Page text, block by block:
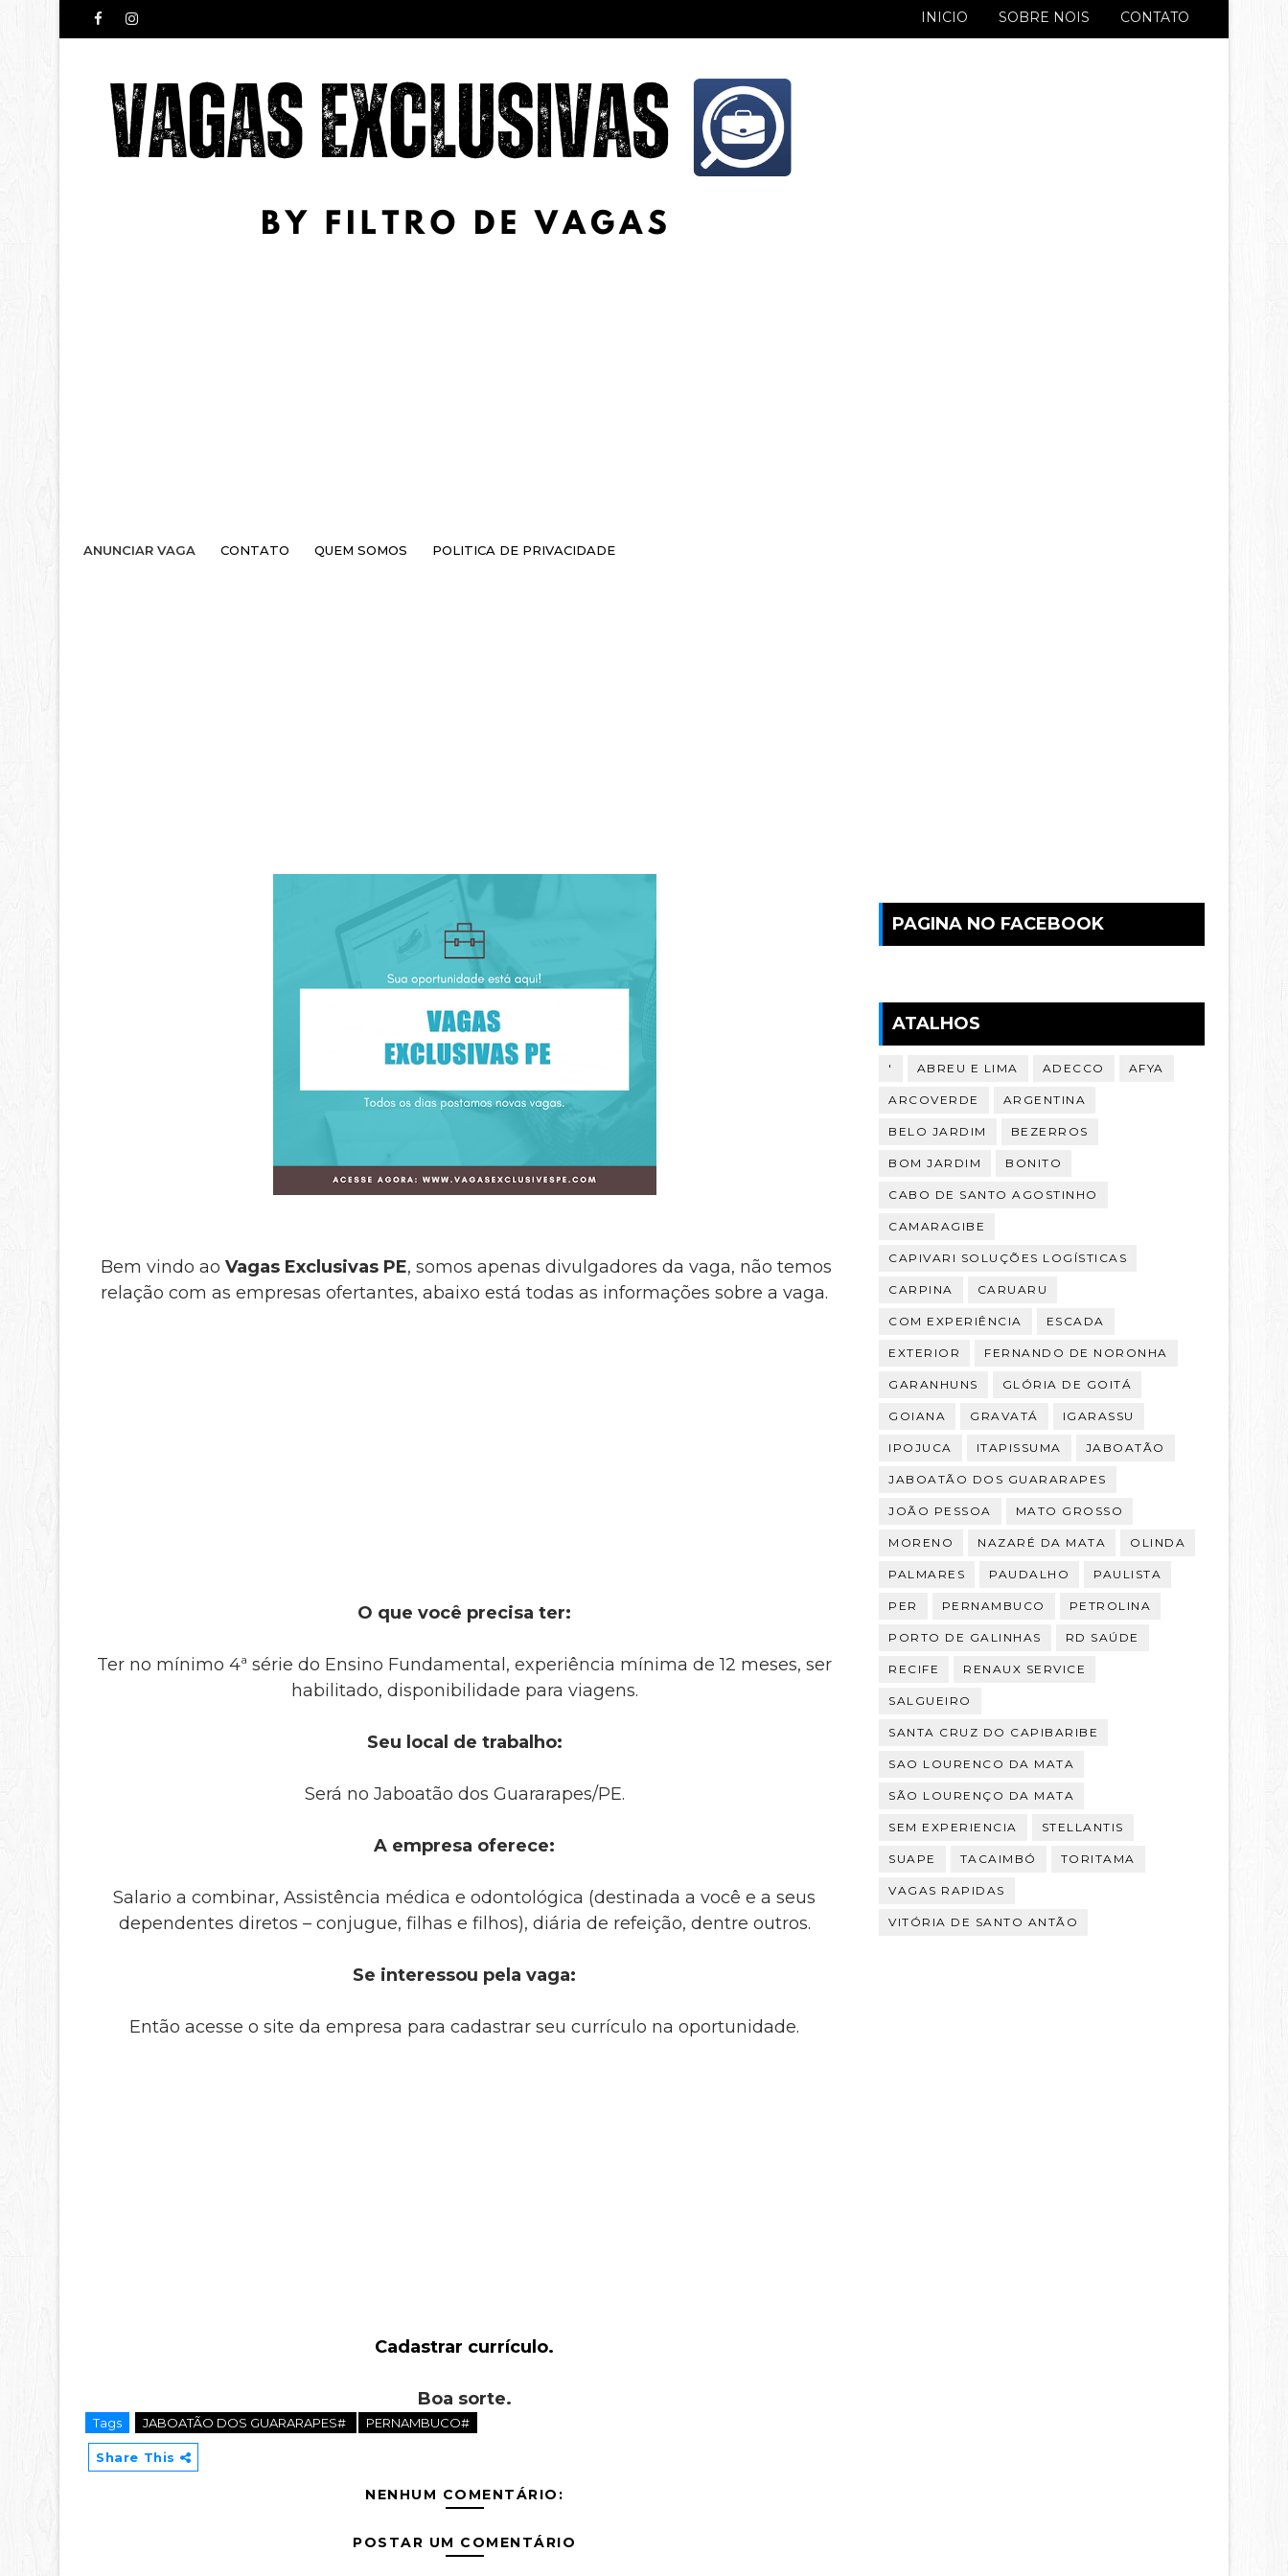
INICIO SOBRE NOIS CONTATO
ANUNCIAR VAGA CONTATO QUEM SOMOS POLITICA DE PRIVACIDADE
Bem vindo aoVagas Exclusivas PE, somos apenas divulgadores da vaga, não temos
relação com as empresas ofertantes, abaixo está todas as informações sobre a vaga.
O que você precisa ter:
Ter no mínimo 4ª série do Ensino Fundamental, experiência mínima de 12 meses, ser
habilitado, disponibilidade para viagens.
Seu local de trabalho:
Será no Jaboatão dos Guararapes/PE.
A empresa oferece:
Salario a combinar, Assistência médica e odontológica (destinada a você e a seus
dependentes diretos – conjugue, filhas e filhos), diária de refeição, dentre outros.
Se interessou pela vaga:
Então acesse o site da empresa para cadastrar seu currículo na oportunidade.
Cadastrar currículo.
Boa sorte.
Tags JABOATÃO DOS GUARARAPES# PERNAMBUCO#
Share This
NENHUM COMENTÁRIO:
POSTAR UM COMENTÁRIO
PAGINA NO FACEBOOK
ATALHOS
' ABREU E LIMA ADECCO AFYA
ARCOVERDE ARGENTINA
BELO JARDIM BEZERROS
BOM JARDIM BONITO
CABO DE SANTO AGOSTINHO
CAMARAGIBE
CAPIVARI SOLUÇÕES LOGÍSTICAS
CARPINA CARUARU
COM EXPERIÊNCIA ESCADA
EXTERIOR FERNANDO DE NORONHA
GARANHUNS GLÓRIA DE GOITÁ
GOIANA GRAVATÁ IGARASSU
IPOJUCA ITAPISSUMA JABOATÃO
JABOATÃO DOS GUARARAPES
JOÃO PESSOA MATO GROSSO
MORENO NAZARÉ DA MATA OLINDA
PALMARES PAUDALHO PAULISTA
PER PERNAMBUCO PETROLINA
PORTO DE GALINHAS RD SAÚDE
RECIFE RENAUX SERVICE
SALGUEIRO
SANTA CRUZ DO CAPIBARIBE
SAO LOURENCO DA MATA
SÃO LOURENÇO DA MATA
SEM EXPERIENCIA STELLANTIS
SUAPE TACAIMBÓ TORITAMA
VAGAS RAPIDAS
VITÓRIA DE SANTO ANTÃO